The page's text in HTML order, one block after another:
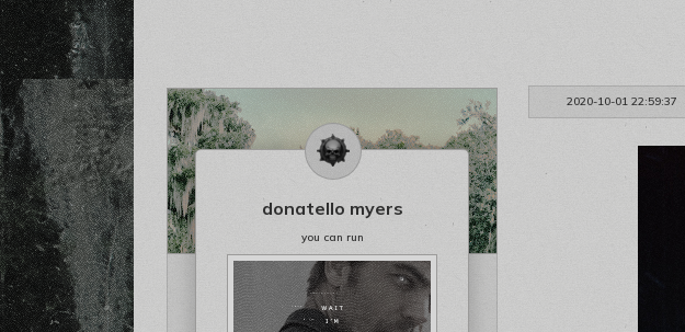
2020-10-01 22:59:37
donatello myers
you can run